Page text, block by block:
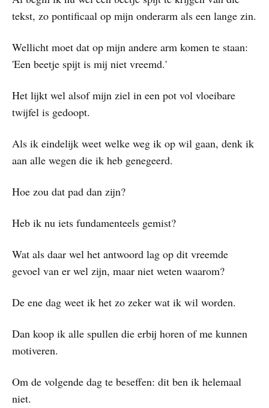
tekst, zo pontificaal op mijn onderarm als een lange zin.
Wellicht moet dat op mijn andere arm komen te staan:
'Een beetje spijt is mij niet vreemd.'
Het lijkt wel alsof mijn ziel in een pot vol vloeibare
twijfel is gedoopt.
Als ik eindelijk weet welke weg ik op wil gaan, denk ik
aan alle wegen die ik heb genegeerd.
Hoe zou dat pad dan zijn?
Heb ik nu iets fundamenteels gemist?
Wat als daar wel het antwoord lag op dit vreemde
gevoel van er wel zijn, maar niet weten waarom?
De ene dag weet ik het zo zeker wat ik wil worden.
Dan koop ik alle spullen die erbij horen of me kunnen
motiveren.
Om de volgende dag te beseffen: dit ben ik helemaal
niet.